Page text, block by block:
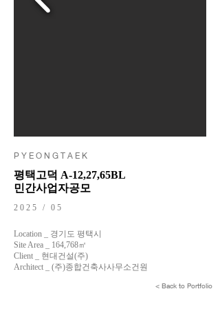
P Y E O N G T A E K
평택고덕 A-12,27,65BL
민간사업자공모
2025 / 05
Location _ 경기도 평택시
Site Area _ 164,768㎡
Client _ 현대건설(주)
Architect _ (주)종합건축사사무소건원
< Back to Portfolio